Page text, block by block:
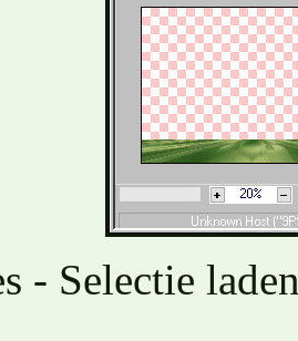
- Selectie